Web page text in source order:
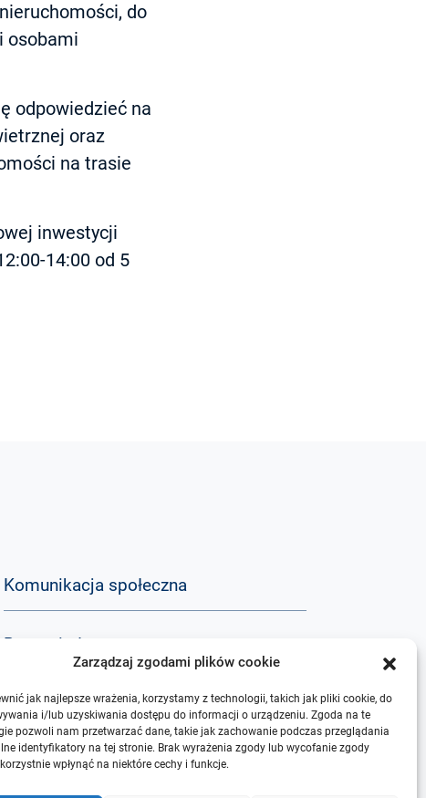
Zarządzaj zgodami plików cookie
jak najlepsze wrażenia, korzystamy z technologii, takich jak pliki cookie, do
i/lub uzyskiwania dostępu do informacji o urządzeniu. Zgoda na te
pozwoli nam przetwarzać dane, takie jak zachowanie podczas przeglądania
identyfikatory na tej stronie. Brak wyrażenia zgody lub wycofanie zgody
wpłynąć na niektóre cechy i funkcje.
do
osobami
odpowiedzieć na
oraz
na trasie
inwestycji
14:00 od 5
Komunikacja społeczna
Baza wiedzy
Q&A
O nas